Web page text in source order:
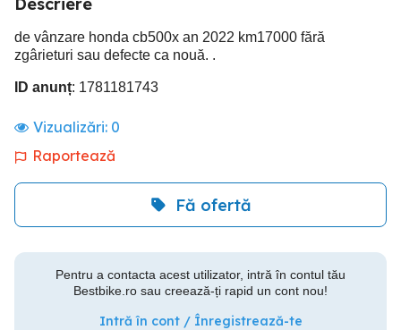
de vânzare honda cb500x an 2022 km17000 fără
zgârieturi sau defecte ca nouă. .
ID anunț: 1781181743
Vizualizări: 0
Raportează
Fă ofertă
Pentru a contacta acest utilizator, intră în contul tău
Bestbike.ro sau creează-ți rapid un cont nou!
Intră în cont / Înregistrează-te